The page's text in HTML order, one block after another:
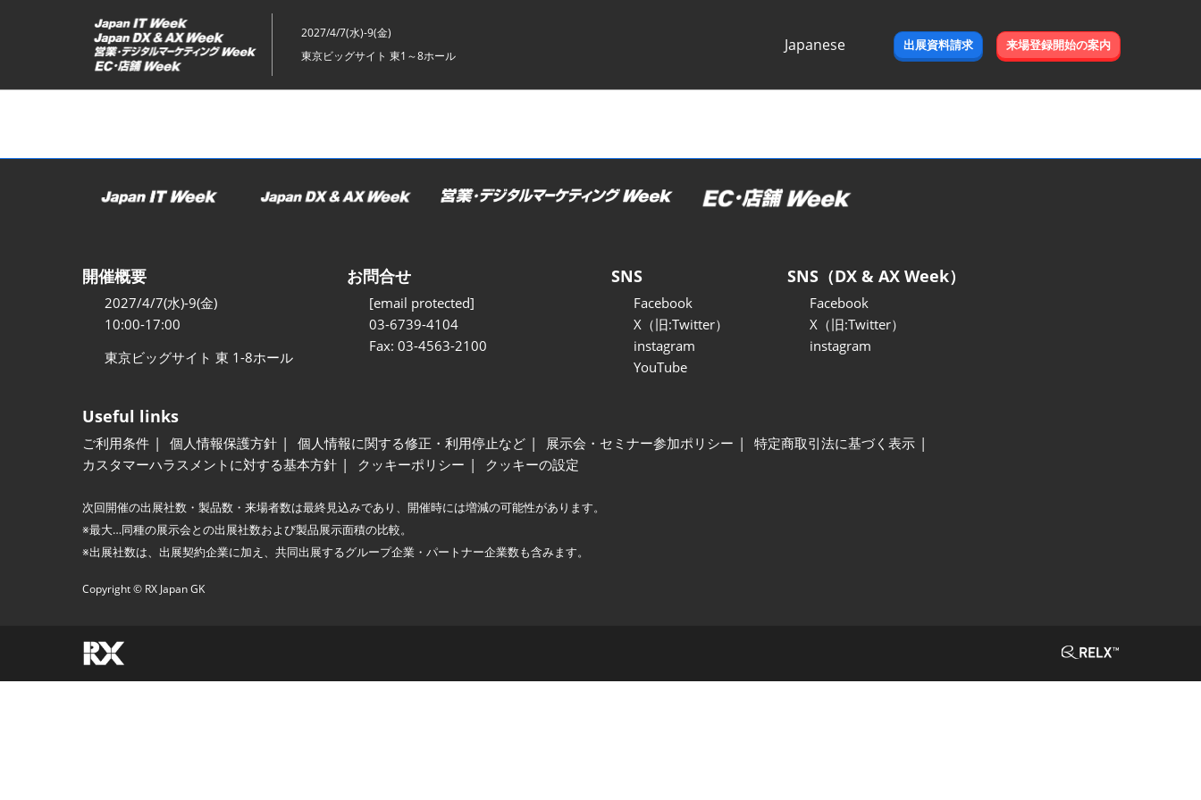
ッ
2027/4/7(水)-9(金)
東京ビッグサイト 東1～8ホール
Japanese
出展資料請求 来場登録開始の案内
開催概要
2027/4/7(水)-9(金)
10:00-17:00
東京ビッグサイト 東 1-8ホール
お問合せ
[email protected]
03-6739-4104
Fax: 03-4563-2100
SNS
Facebook
X（旧:Twitter）
instagram
YouTube
SNS（DX & AX Week）
Facebook
X（旧:Twitter）
instagram
Useful links
ご利用条件 個人情報保護方針 個人情報に関する修正・利用停止など 展示会・セミナー参加ポリシー
特定商取引法に基づく表示
カスタマーハラスメントに対する基本方針
クッキーポリシー クッキーの設定
次回開催の出展社数・製品数・来場者数は最終見込みであり、開催時には増減の可能性があります。
※最大…同種の展示会との出展社数および製品展示面積の比較。
※出展社数は、出展契約企業に加え、共同出展するグループ企業・パートナー企業数も含みます。
Copyright © RX Japan GK